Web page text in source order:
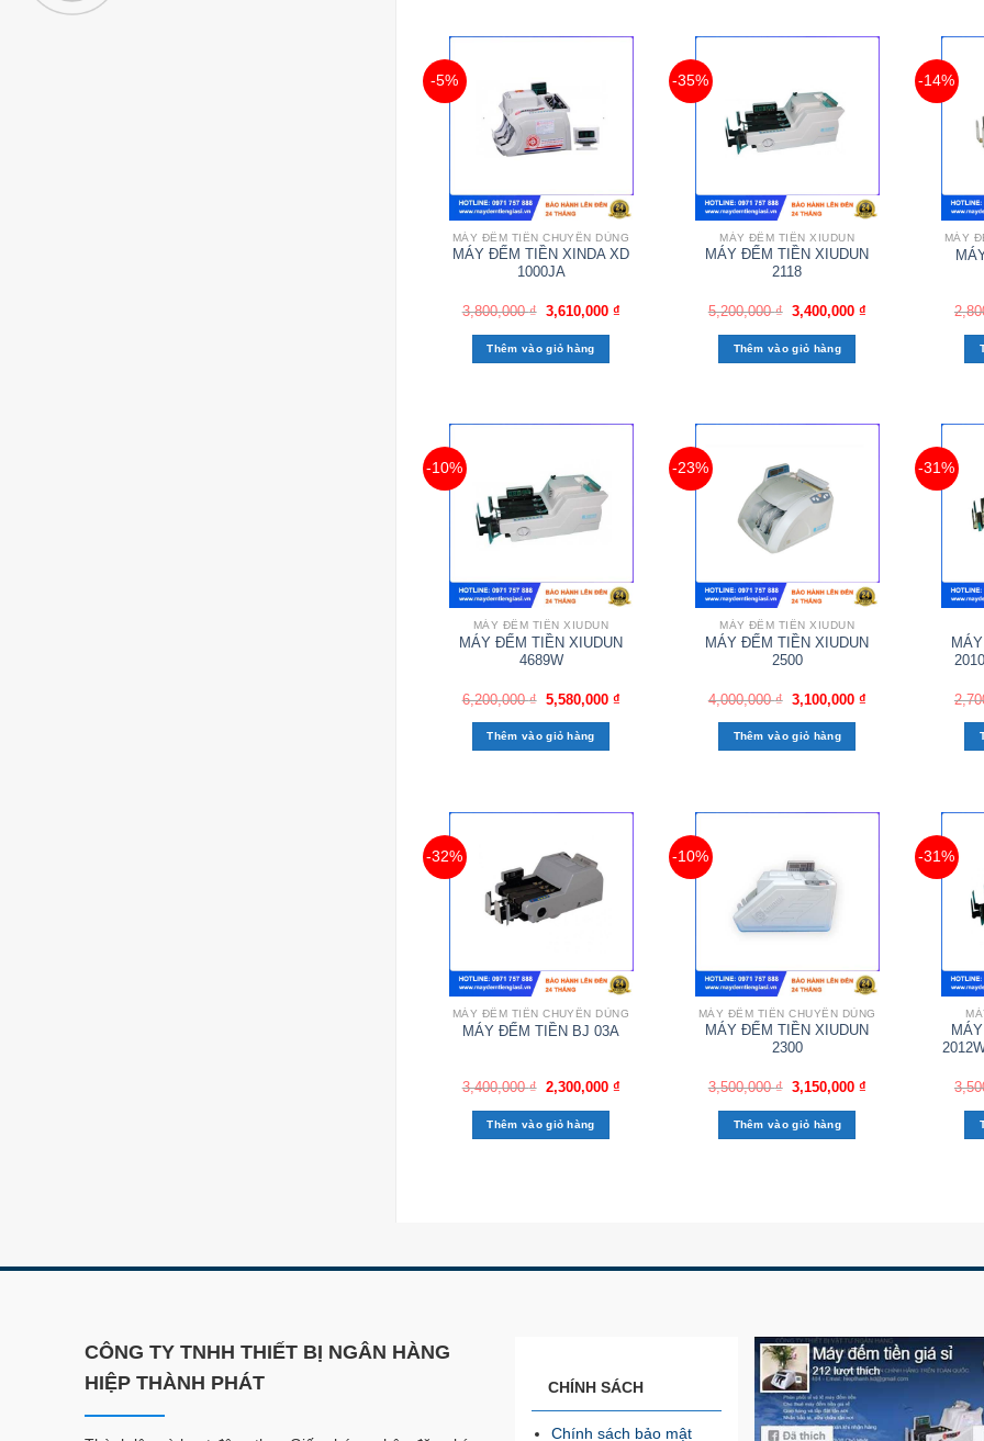
-5%
MÁY ĐẾM TIỀN CHUYÊN DÙNG
MÁY ĐẾM TIỀN XINDA XD
1000JA
3,800,000₫ 3,610,000 ₫
Thêm vào giỏ hàng
-35%
MÁY ĐẾM TIỀN XIUDUN
MÁY ĐẾM TIỀN XIUDUN
2118
5,200,000₫ 3,400,000 ₫
Thêm vào giỏ hàng
-14%
MÁY
-10%
MÁY ĐẾM TIỀN XIUDUN
MÁY ĐẾM TIỀN XIUDUN
4689W
6,200,000₫ 5,580,000 ₫
Thêm vào giỏ hàng
-23%
MÁY ĐẾM TIỀN XIUDUN
MÁY ĐẾM TIỀN XIUDUN
2500
4,000,000₫ 3,100,000 ₫
Thêm vào giỏ hàng
-31%
-32%
MÁY ĐẾM TIỀN CHUYÊN DÙNG
MÁY ĐẾM TIỀN BJ 03A
3,400,000₫ 2,300,000 ₫
Thêm vào giỏ hàng
-10%
MÁY ĐẾM TIỀN CHUYÊN DÙNG
MÁY ĐẾM TIỀN XIUDUN
2300
3,500,000₫ 3,150,000 ₫
Thêm vào giỏ hàng
-31%
CÔNG TY TNHH THIẾT BỊ NGÂN HÀNG
HIỆP THÀNH PHÁT
CHÍNH SÁCH
Chính sách bảo mật